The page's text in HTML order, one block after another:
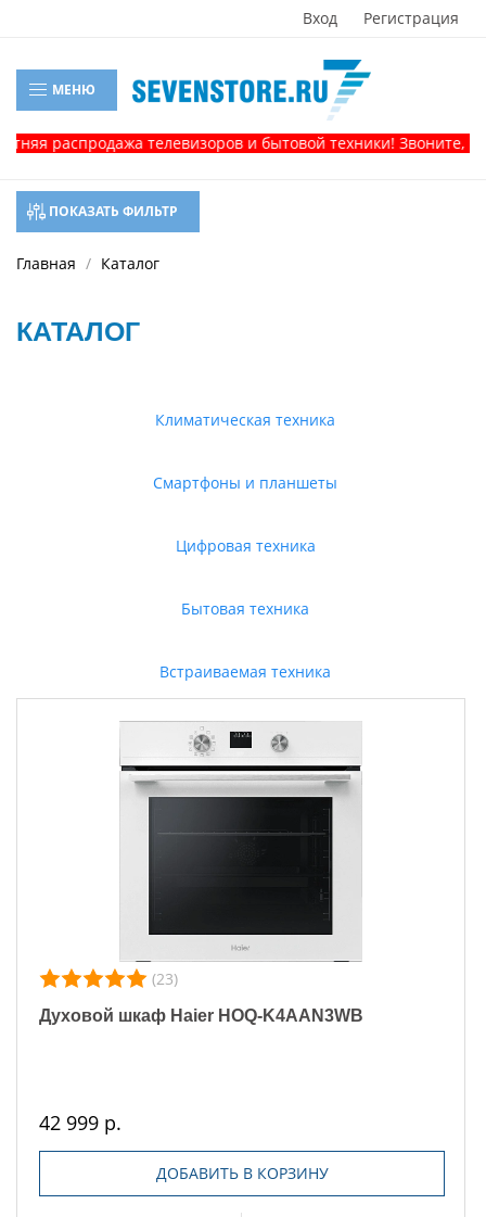
Вход Регистрация
МЕНЮ
телевизоров и бытовой техники! Звоните, и
ПОКАЗАТЬ ФИЛЬТР
Главная Каталог
КАТАЛОГ
Климатическая техника
Смартфоны и планшеты
Цифровая техника
Бытовая техника
Встраиваемая техника
(23)
Духовой шкаф Haier HOQ-K4AAN3WB
42 999 р.
ДОБАВИТЬ В КОРЗИНУ